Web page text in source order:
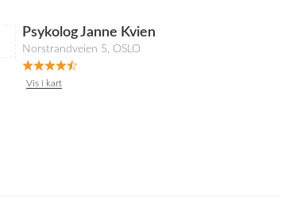
Psykolog Janne Kvien
Norstrandveien 5, OSLO
Vis i kart